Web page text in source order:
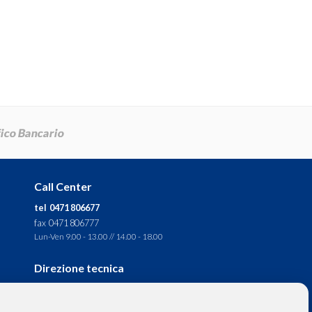
Call Center
tel 0471 806677
fax 0471 806777
Lun-Ven 9.00 - 13.00 // 14.00 - 18.00
Direzione tecnica